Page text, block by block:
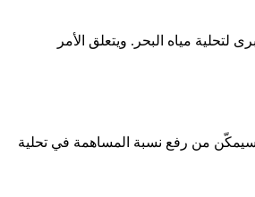
مياه البحر. ويتعلق الأمر
سيمكّن من رفع نسبة المساهمة في تحلية